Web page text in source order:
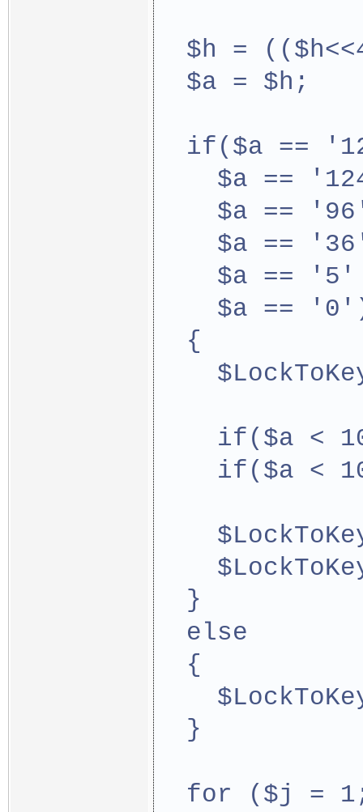
$h =
$a = $h;
if($a ==
$a ==
$a ==
$a ==
$a == '5'
$a ==
{
if($a <
if($a < 10)
}
else
{
}
for ($j = 1;